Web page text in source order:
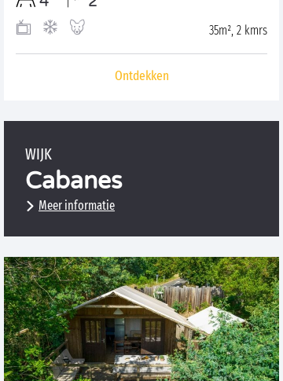
35m², 2 kmrs
Ontdekken
WIJK
Cabanes
Meer informatie